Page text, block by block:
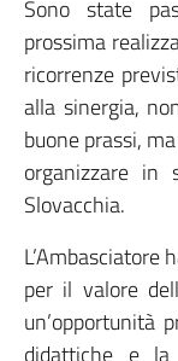
Sono state
prossima
ricorrenze
alla sinergia,
buone prassi,
organizzare in
Slovacchia.
L’Ambasciatore
per il valore
un’opportunità
didattiche e la